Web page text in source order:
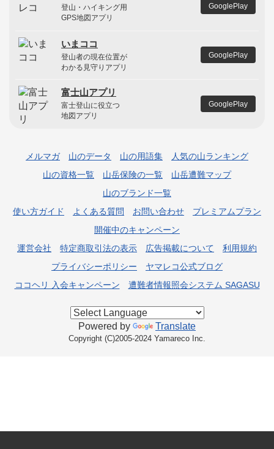
登山・ハイキング用
GPS地図アプリ
GooglePlay
いまココ
登山者の現在位置が
わかる見守りアプリ
GooglePlay
富士山アプリ
富士登山に役立つ
地図アプリ
GooglePlay
メルマガ 山のデータ 山の用語集
人気の山ランキング
山の資格一覧
山岳保険の一覧
山岳遭難マップ
山のブランド一覧
使い方ガイド
よくある質問 お問い合わせ
プレミアムプラン
開催中のキャンペーン
運営会社
特定商取引法の表示 広告掲載について
利用規約
プライバシーポリシー
ヤマレコ公式ブログ
ココヘリ 入会キャンペーン
遭難者情報照会システム SAGASU
Powered by Translate
Copyright (C)2005-2024 Yamareco Inc.